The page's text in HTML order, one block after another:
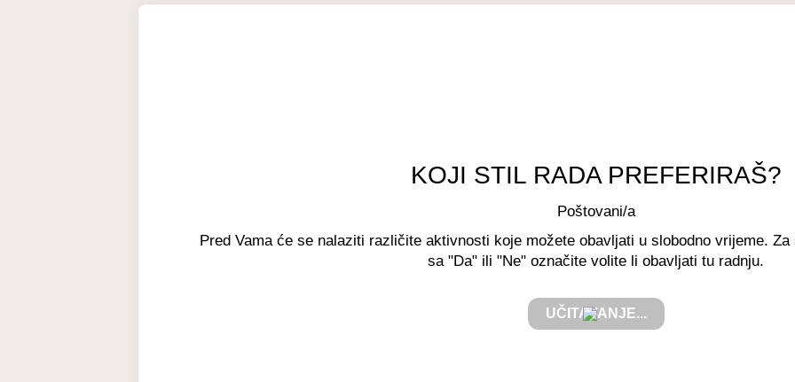
KOJI STIL RADA PREFERIRAŠ?
Poštovani/a
Pred Vama će se nalaziti različite aktivnosti koje možete obavljati u slobodno vrijeme.
sa "Da" ili "Ne" označite volite li obavljati tu radnju.